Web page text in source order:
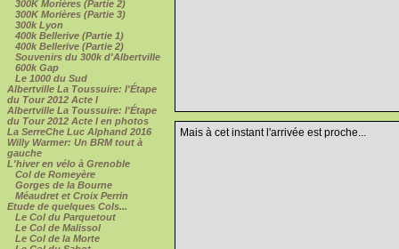
300K Morières (Partie 2)
300K Morières (Partie 3)
300k Lyon
400k Bellerive (Partie 1)
400k Bellerive (Partie 2)
Souvenirs du 300k d'Albertville
600k Gap
Le 1000 du Sud
Albertville La Toussuire: l'Étape
du Tour 2012 Acte I
Albertville La Toussuire: l'Étape
du Tour 2012 Acte I en photos
La SerreChe Luc Alphand 2016
Willy Warmer: Un BRM tout à
gauche
L'hiver en vélo à Grenoble
Col de Romeyère
Gorges de la Bourne
Méaudret et Croix Perrin
Etude de quelques Cols...
Le Col du Parquetout
Le Col de Malissol
Le Col de la Morte
Mais à cet instant l'arrivée est proche...